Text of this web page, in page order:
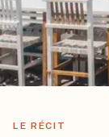
LE RÉCIT